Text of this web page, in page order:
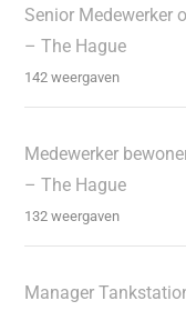
Senior Medewerker
– The Hague
142 weergaven
Medewerker
– The Hague
132 weergaven
Manager